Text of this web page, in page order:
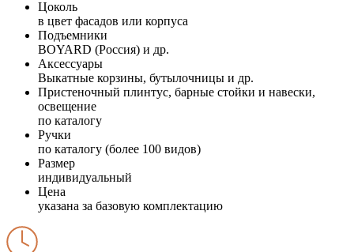
Цоколь
в цвет фасадов или корпуса
Подъемники
BOYARD (Россия) и др.
Аксессуары
Выкатные корзины, бутылочницы и др.
Пристеночный плинтус, барные стойки и навески,
освещение
по каталогу
Ручки
по каталогу (более 100 видов)
Размер
индивидуальный
Цена
указана за базовую комплектацию